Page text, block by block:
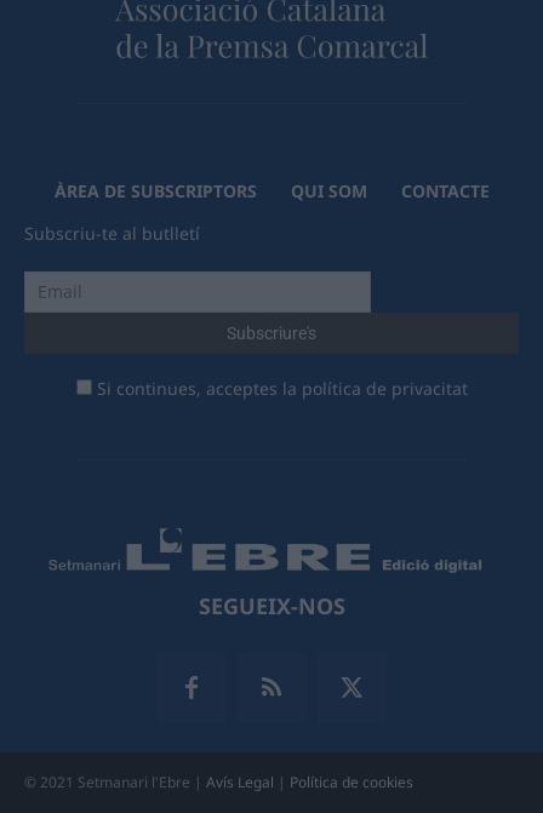
ÀREA DE SUBSCRIPTORS QUI SOM
CONTACTE
Subscriu-te al butlletí
Si continues, acceptes la política de privacitat
SEGUEIX-NOS
© 2021 Setmanari l'Ebre | Avís Legal | Política de cookies